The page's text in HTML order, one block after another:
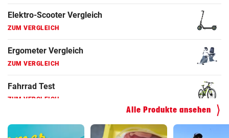
Faszienrolle Vergleich
Hoverboard Vergleich
Kinderfahrrad Vergleich
Alle Produkte ansehen